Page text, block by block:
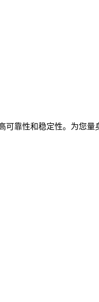
靠性和稳定性。为您量